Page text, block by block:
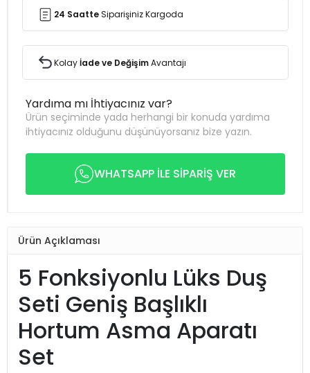
24 SaatteSiparişiniz Kargoda
Kolayİade ve DeğişimAvantajı
Yardıma mı İhtiyacınız var?
Ürün seçiminde yada herhangi bir konuda yardıma
ihtiyacınız olduğunu düşünüyorsanız bize yazın.
WHATSAPP İLE SİPARİŞ VER
Ürün Açıklaması
5 Fonksiyonlu Lüks Duş
Seti Geniş Başlıklı
Hortum Asma Aparatı
Set